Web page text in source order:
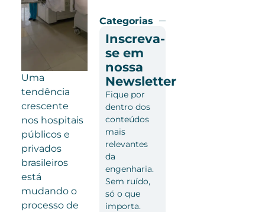
Uma
tendência
crescente
nos hospitais
públicos e
privados
brasileiros
está
mudando o
processo de
Categorias
Inscreva-
se em
nossa
Newsletter
Fique por
dentro dos
conteúdos
mais
relevantes
da
engenharia.
Sem ruído,
só o que
importa.